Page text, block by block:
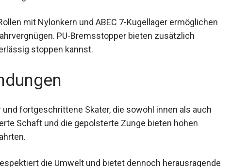
mit Nylonkern und ABEC 7-Kugellager
Fahrvergnügen. PU-Bremsstopper bieten
zuverlässig stoppen kannst.
fortgeschrittene Skater, die sowohl innen als auch
Schaft und die gepolsterte Zunge bieten hohen
die Umwelt und bietet dennoch